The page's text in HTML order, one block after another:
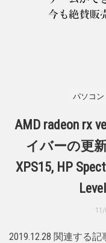
パソコン
AMD radeon rx
イバーの更新
XPS15, HP
2019.12.28 関連する記